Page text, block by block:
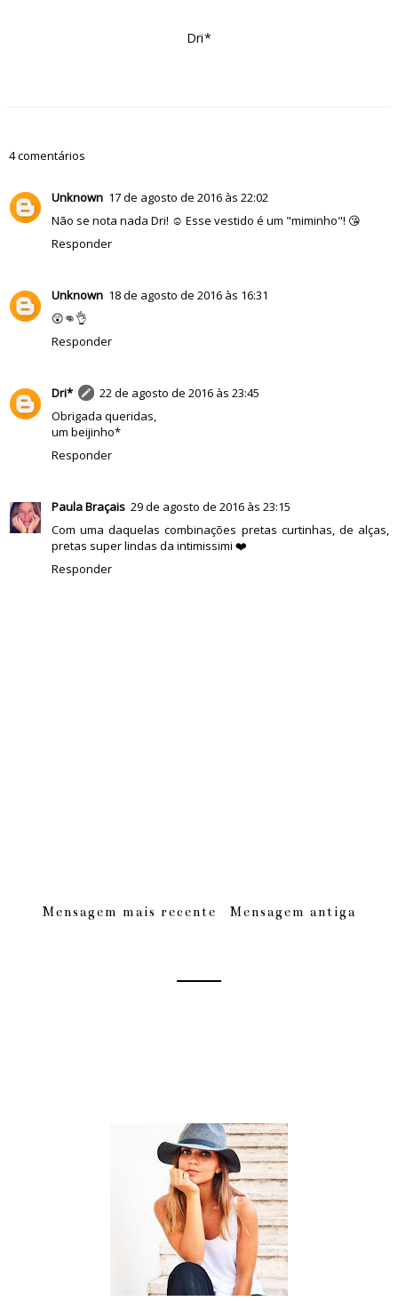
Dri*
4 comentários
Unknown 17 de agosto de 2016 às 22:02
Não se nota nada Dri! ☺ Esse vestido é um "miminho"! 😘
Responder
Unknown 18 de agosto de 2016 às 16:31
😲👊👌
Responder
Dri*
22 de agosto de 2016 às 23:45
Obrigada queridas,
um beijinho*
Responder
Paula Braçais 29 de agosto de 2016 às 23:15
Com uma daquelas combinações pretas curtinhas, de alças,
pretas super lindas da intimissimi ❤️
Responder
Mensagem mais recente Mensagem antiga